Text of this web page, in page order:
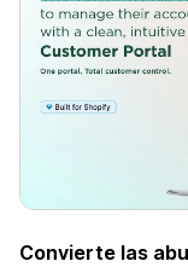
Convierte las